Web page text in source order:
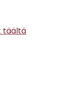
täältä